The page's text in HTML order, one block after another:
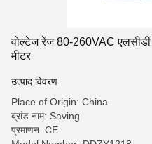
वोल्टेज रेंज 80-260VAC
मीटर
उत्पाद विवरण
Place of Origin: China
ब्रांड नाम: Saving
प्रमाणन: CE